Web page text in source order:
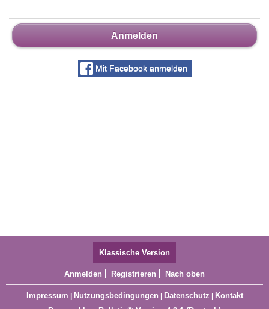
Anmelden
Mit Facebook anmelden
Klassische Version
Anmelden Registrieren Nach oben
Impressum Nutzungsbedingungen Datenschutz
Kontakt